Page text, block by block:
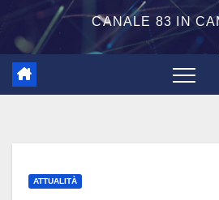
CANALE 83 IN
ATTUALITÀ